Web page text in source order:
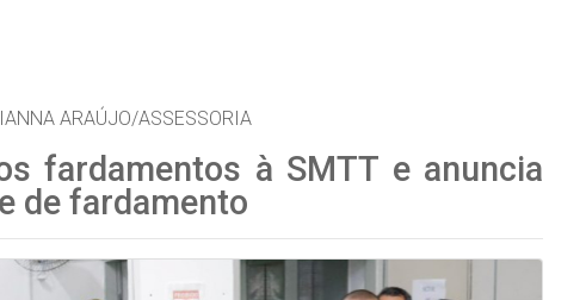
ARAÚJO/ASSESSORIA
fardamentos à SMTT e anuncia
de fardamento